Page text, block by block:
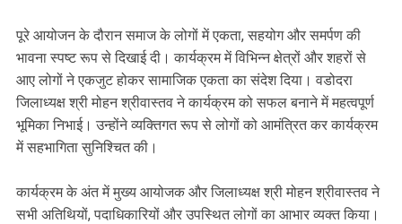
पूरे आयोजन के दौरान समाज के लोगों में एकता, सहयोग और समर्पण की
भावना स्पष्ट रूप से दिखाई दी। कार्यक्रम में विभिन्न क्षेत्रों और शहरों से
आए लोगों ने एकजुट होकर सामाजिक एकता का संदेश दिया। वडोदरा
जिलाध्यक्ष श्री मोहन श्रीवास्तव ने कार्यक्रम को सफल बनाने में महत्वपूर्ण
भूमिका निभाई। उन्होंने व्यक्तिगत रूप से लोगों को आमंत्रित कर कार्यक्रम
में सहभागिता सुनिश्चित की।
कार्यक्रम के अंत में मुख्य आयोजक और जिलाध्यक्ष श्री मोहन श्रीवास्तव ने
सभी अतिथियों, पदाधिकारियों और उपस्थित लोगों का आभार व्यक्त किया।